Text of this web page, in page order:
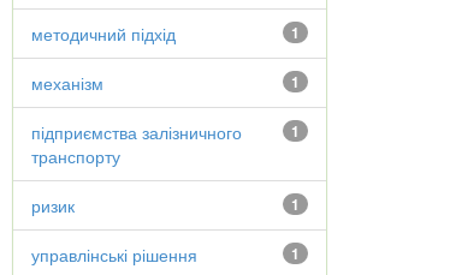
1
методичний підхід
1
механізм
1
підприємства залізничного
транспорту
1
ризик
1
управлінські рішення